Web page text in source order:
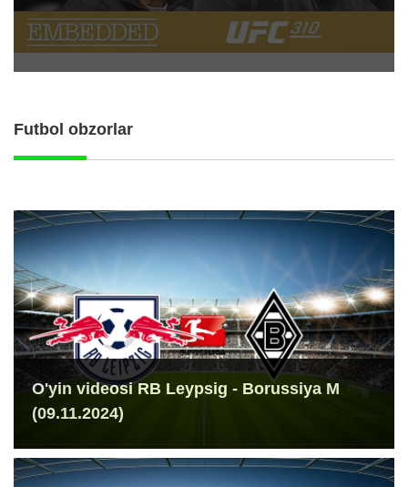
Futbol obzorlar
O'yin videosi RB Leypsig - Borussiya M
(09.11.2024)